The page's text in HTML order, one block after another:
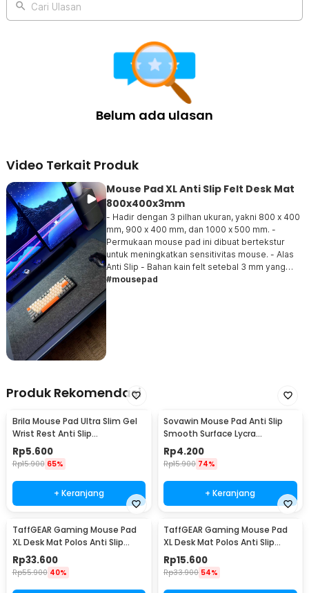
Cari Ulasan
Belum ada ulasan
Video Terkait Produk
Mouse Pad XL Anti Slip Felt Desk Mat
800x400x3mm
- Hadir dengan 3 pilhan ukuran, yakni 800 x 400
mm, 900 x 400 mm, dan 1000 x 500 mm. -
Permukaan mouse pad ini dibuat bertekstur
untuk meningkatkan sensitivitas mouse. - Alas
Anti Slip - Bahan kain felt setebal 3 mm yang
digunakan memiliki daya cengkram kuat agar
#mousepad
Produk Rekomendasi
Brila Mouse Pad Ultra Slim Gel
Wrist Rest Anti Slip
200x235x10mm - B639
Rp5.600
Rp15.900 65%
+ Keranjang
Sovawin Mouse Pad Anti Slip
Smooth Surface Lycra
220x180x2mm - MP004
Rp4.200
Rp15.900 74%
+ Keranjang
TaffGEAR Gaming Mouse Pad
XL Desk Mat Polos Anti Slip
Waterproof 500x800x3mm -
MP001
Rp33.600
Rp55.900 40%
TaffGEAR Gaming Mouse Pad
XL Desk Mat Polos Anti Slip
Waterproof 300x600x3mm -
MP001
Rp15.600
Rp33.900 54%